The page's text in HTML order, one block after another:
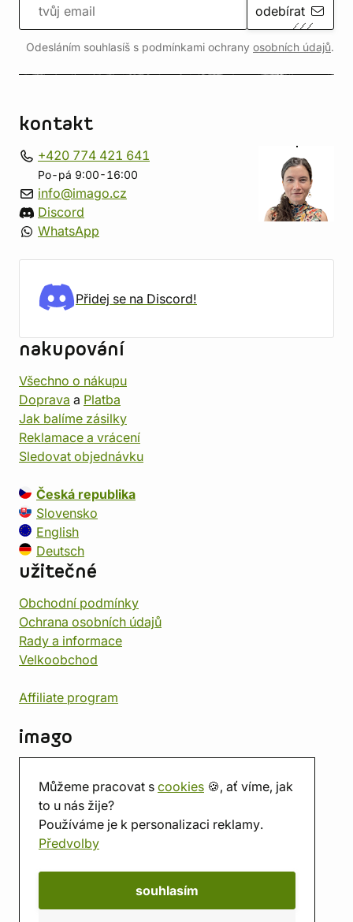
Můžeme pracovat s cookies 🍪, ať víme, jak
to u nás žije?
Používáme je k personalizaci reklamy.
Předvolby
souhlasím
odebírat
Odesláním souhlasíš s podmínkami ochrany osobních údajů.
kontakt
+420 774 421 641
Po-pá 9:00-16:00
info@imago.cz
Discord
WhatsApp
Přidej se na Discord!
nakupování
Všechno o nákupu
Doprava a Platba
Jak balíme zásilky
Reklamace a vrácení
Sledovat objednávku
Česká republika
Slovensko
English
Deutsch
užitečné
Obchodní podmínky
Ochrana osobních údajů
Rady a informace
Velkoobchod
Affiliate program
imago
Prodejna
Herna
O nás
Hodnocení obchodu